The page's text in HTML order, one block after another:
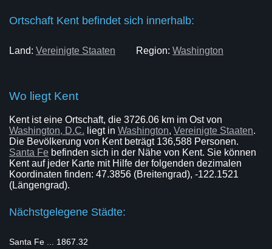
Ortschaft Kent befindet sich innerhalb:
Land: Vereinigte Staaten Region: Washington
Wo liegt Kent
Kent ist eine Ortschaft, die 3726.06 km im Ost von
Washington, D.C. liegt in Washington, Vereinigte Staaten.
Die Bevölkerung von Kent beträgt 136,588 Personen.
Santa Fe befinden sich in der Nähe von Kent. Sie können
Kent auf jeder Karte mit Hilfe der folgenden dezimalen
Koordinaten finden: 47.3856 (Breitengrad), -122.1521
(Längengrad).
Nächstgelegene Städte:
Santa Fe ... 1867.32